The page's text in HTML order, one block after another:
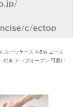
スーツケース 4-5泊 エース
付き トップオープン 可愛い